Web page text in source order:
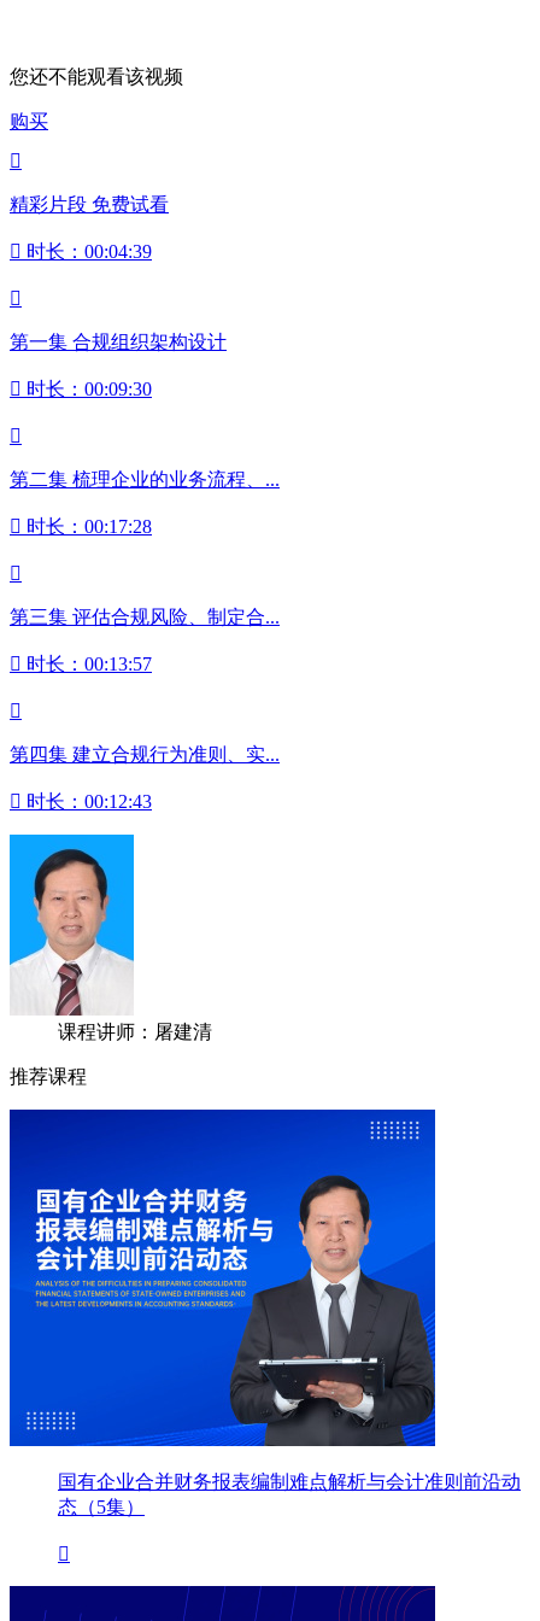
您还不能观看该视频
购买

精彩片段 免费试看
 时长：00:04:39

第一集 合规组织架构设计
 时长：00:09:30

第二集 梳理企业的业务流程、...
 时长：00:17:28

第三集 评估合规风险、制定合...
 时长：00:13:57

第四集 建立合规行为准则、实...
 时长：00:12:43
课程讲师：屠建清
推荐课程
国有企业合并财务报表编制难点解析与会计准则前沿动
态（5集）
